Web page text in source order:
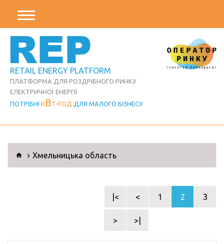
REP
RETAIL ENERGY PLATFORM
ПЛАТФОРМА ДЛЯ РОЗДРІБНОГО РИНКУ
ЕЛЕКТРИЧНОЇ ЕНЕРГІЇ
ПОТРІБНІ К ВТ ГОД ДЛЯ МАЛОГО БІЗНЕСУ
Хмельницька область
|< < 1 2 3
> >|